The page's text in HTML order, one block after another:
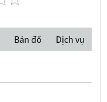
Bản đồ Dịch vụ